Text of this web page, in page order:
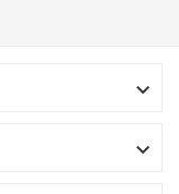

